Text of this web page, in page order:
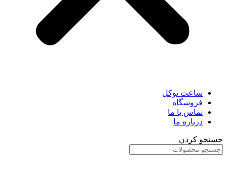
ساعت توکل
فروشگاه
تماس با ما
درباره ما
جستجو کردن